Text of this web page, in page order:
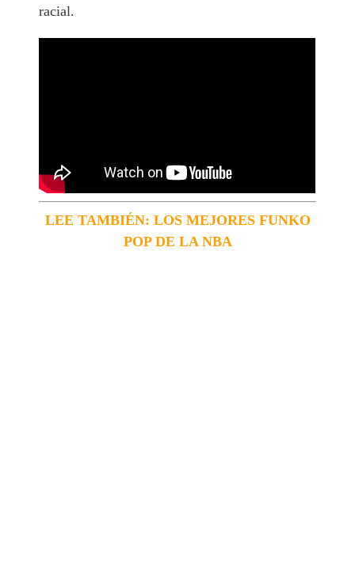
racial.
LEE TAMBIÉN: LOS MEJORES FUNKO
POP DE LA NBA